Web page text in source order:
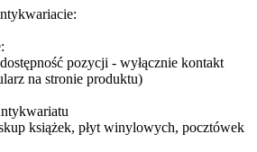
pozycji - wyłącznie kontakt
na stronie produktu)
książek, płyt winylowych, pocztówek